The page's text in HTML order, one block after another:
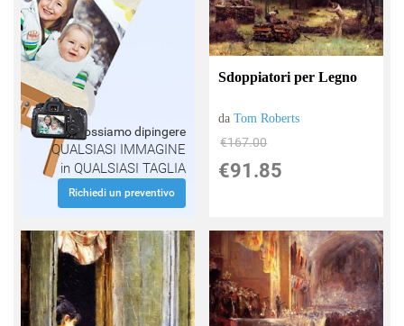
Possiamo dipingere
QUALSIASI IMMAGINE
in QUALSIASI TAGLIA
Richiedi un preventivo
Sdoppiatori per Legno
daTom Roberts
€167.00
€91.85